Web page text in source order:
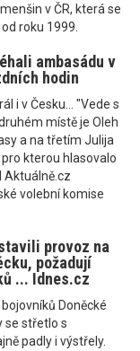
v ČR, která se
roku 1999.
ambasádu v
hodin
i v Česku... "Vede s
místě je Oleh
a na třetím Julija
kterou hlasovalo
Aktuálně.cz
volební komise
provoz na
požadují
... Idnes.cz
Doněcké
se střetlo s
padly i výstřely.